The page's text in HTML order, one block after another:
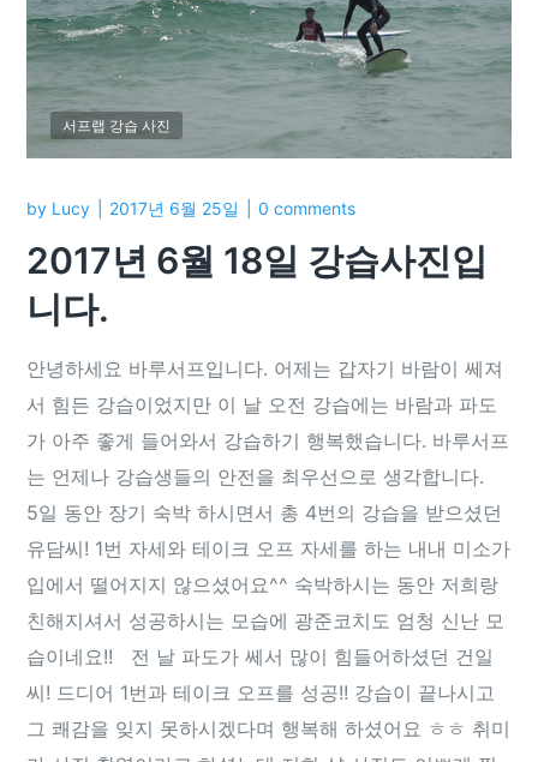
서프랩 강습 사진
by Lucy 2017년 6월 25일 0 comments
2017년 6월 18일 강습사진입
니다.
안녕하세요 바루서프입니다. 어제는 갑자기 바람이 쎄져
서 힘든 강습이었지만 이 날 오전 강습에는 바람과 파도
가 아주 좋게 들어와서 강습하기 행복했습니다. 바루서프
는 언제나 강습생들의 안전을 최우선으로 생각합니다.
5일 동안 장기 숙박 하시면서 총 4번의 강습을 받으셨던
유담씨! 1번 자세와 테이크 오프 자세를 하는 내내 미소가
입에서 떨어지지 않으셨어요^^ 숙박하시는 동안 저희랑
친해지셔서 성공하시는 모습에 광준코치도 엄청 신난 모
습이네요!! 전 날 파도가 쎄서 많이 힘들어하셨던 건일
씨! 드디어 1번과 테이크 오프를 성공!! 강습이 끝나시고
그 쾌감을 잊지 못하시겠다며 행복해 하셨어요 ㅎㅎ 취미